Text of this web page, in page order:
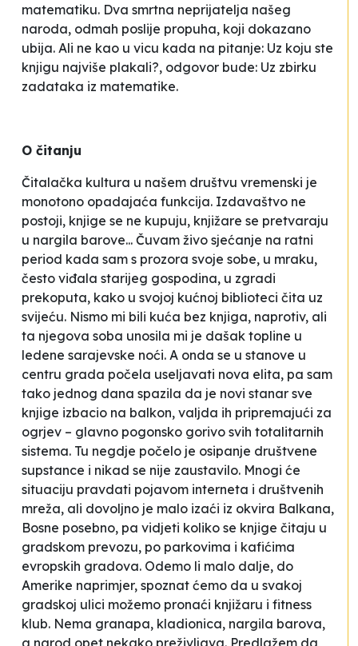
matematiku. Dva smrtna neprijatelja našeg
naroda, odmah poslije propuha, koji dokazano
ubija. Ali ne kao u vicu kada na pitanje: Uz koju ste
knjigu najviše plakali?, odgovor bude: Uz zbirku
zadataka iz matematike.
O čitanju
Čitalačka kultura u našem društvu vremenski je
monotono opadajaća funkcija. Izdavaštvo ne
postoji, knjige se ne kupuju, knjižare se pretvaraju
u nargila barove... Čuvam živo sjećanje na ratni
period kada sam s prozora svoje sobe, u mraku,
često viđala starijeg gospodina, u zgradi
prekoputa, kako u svojoj kućnoj biblioteci čita uz
svijeću. Nismo mi bili kuća bez knjiga, naprotiv, ali
ta njegova soba unosila mi je dašak topline u
ledene sarajevske noći. A onda se u stanove u
centru grada počela useljavati nova elita, pa sam
tako jednog dana spazila da je novi stanar sve
knjige izbacio na balkon, valjda ih pripremajući za
ogrjev – glavno pogonsko gorivo svih totalitarnih
sistema. Tu negdje počelo je osipanje društvene
supstance i nikad se nije zaustavilo. Mnogi će
situaciju pravdati pojavom interneta i društvenih
mreža, ali dovoljno je malo izaći iz okvira Balkana,
Bosne posebno, pa vidjeti koliko se knjige čitaju u
gradskom prevozu, po parkovima i kafićima
evropskih gradova. Odemo li malo dalje, do
Amerike naprimjer, spoznat ćemo da u svakoj
gradskoj ulici možemo pronaći knjižaru i fitness
klub. Nema granapa, kladionica, nargila barova,